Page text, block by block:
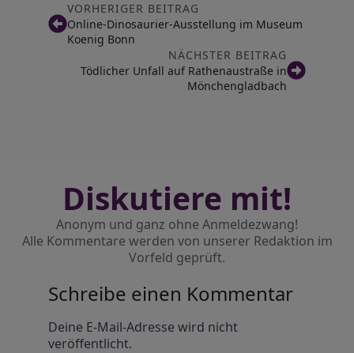
VORHERIGER BEITRAG
Online-Dinosaurier-Ausstellung im Museum
Koenig Bonn
NÄCHSTER BEITRAG
Tödlicher Unfall auf Rathenaustraße in
Mönchengladbach
Diskutiere mit!
Anonym und ganz ohne Anmeldezwang!
Alle Kommentare werden von unserer Redaktion im
Vorfeld geprüft.
Schreibe einen Kommentar
Deine E-Mail-Adresse wird nicht
veröffentlicht.